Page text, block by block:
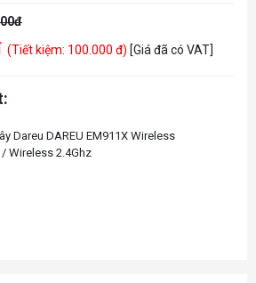
(Tiết kiệm: 100.000 đ) [Giá đã có VAT]
Dareu DAREU EM911X Wireless
/ Wireless 2.4Ghz